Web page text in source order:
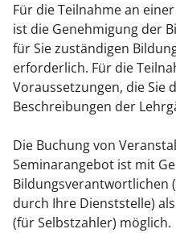
Für die Teilnahme an
ist die Genehmigung der
für Sie zuständigen
erforderlich. Für die
Voraussetzungen, die Sie
Beschreibungen der
Die Buchung von
Seminarangebot ist mit
Bildungsverantwortlichen
durch Ihre Dienststelle)
(für Selbstzahler) möglich.